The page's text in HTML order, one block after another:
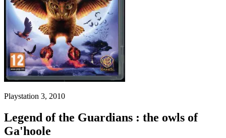
Playstation 3, 2010
Legend of the Guardians : the owls of
Ga'hoole